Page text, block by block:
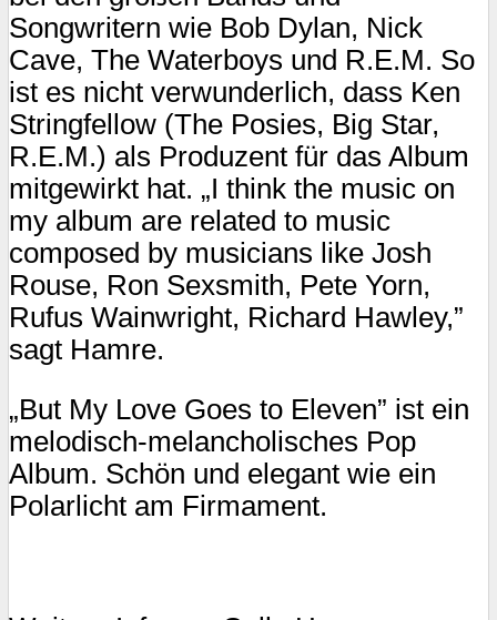
Songwritern wie Bob Dylan, Nick
Cave, The Waterboys und R.E.M. So
ist es nicht verwunderlich, dass Ken
Stringfellow (The Posies, Big Star,
R.E.M.) als Produzent für das Album
mitgewirkt hat. „I think the music on
my album are related to music
composed by musicians like Josh
Rouse, Ron Sexsmith, Pete Yorn,
Rufus Wainwright, Richard Hawley,”
sagt Hamre.
„But My Love Goes to Eleven” ist ein
melodisch-melancholisches Pop
Album. Schön und elegant wie ein
Polarlicht am Firmament.